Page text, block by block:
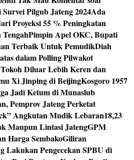
Pilgub Jateng 2024Ada
Proyeksi 55 % Peningkatan
TengahPimpin Apel OKC, Bupati
Terbaik Untuk PemudikDiah
dalam Polling Pilwakot
Diluar Lebih Keren dan
Xi Jinping di BeijingKosgoro 1957
Jadi Ketum di Munaslub
Pemprov Jateng Perketat
Angkutan Mudik Lebaran18,23
Maupun Lintasi JatengGPM
Harga SembakoGiliran
Lakukan Pengecekan SPBU di